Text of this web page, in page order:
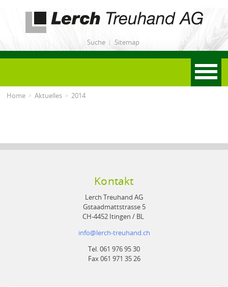
Lerch Treuhand AG
Suche Sitemap
Menu
Home Aktuelles 2014
Kontakt
Lerch Treuhand AG
Gstaadmattstrasse 5
CH-4452 Itingen / BL
info@lerch-treuhand.ch
Tel. 061 976 95 30
Fax 061 971 35 26